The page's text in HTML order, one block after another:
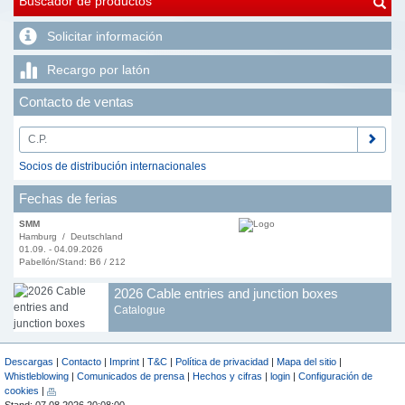
Solicitar información
Recargo por latón
Contacto de ventas
Socios de distribución internacionales
Fechas de ferias
SMM
Hamburg / Deutschland
01.09. - 04.09.2026
Pabellón/Stand: B6 / 212
2026 Cable entries and junction boxes
Catalogue
Descargas | Contacto | Imprint | T&C | Política de privacidad | Mapa del sitio |
Whistleblowing | Comunicados de prensa | Hechos y cifras | login | Configuración de
cookies |